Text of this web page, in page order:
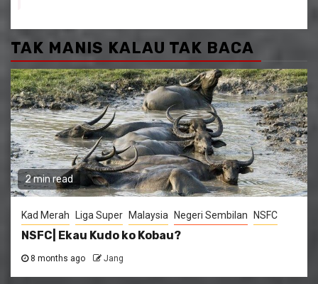
TAK MANIS KALAU TAK BACA
2 min read
Kad Merah Liga Super Malaysia Negeri Sembilan NSFC
NSFC| Ekau Kudo ko Kobau?
8 months ago Jang